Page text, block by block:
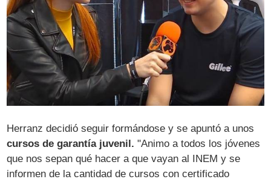
Herranz decidió seguir formándose y se apuntó a unos
cursos de garantía juvenil. "Animo a todos los jóvenes
que nos sepan qué hacer a que vayan al INEM y se
informen de la cantidad de cursos con certificado